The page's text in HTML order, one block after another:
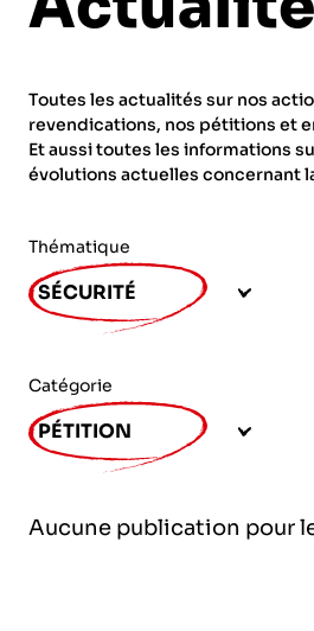
Fonction publique
Actions spécifiques
ORGANISMES
CNRS – Centre national de la
scientifique
INRIA - Institut national de
INSERM – Institut national
recherche médicale
développement
INED – Institut national
démographiques
l’exploitation de la mer
AGENDA
PUBLICATIONS
ADHÉRER
Toutes les actualités sur nos
revendications, nos pétitions et
Et aussi toutes les informations
évolutions actuelles concernant
Thématique
SÉCURITÉ
Catégorie
PÉTITION
Aucune publication pour